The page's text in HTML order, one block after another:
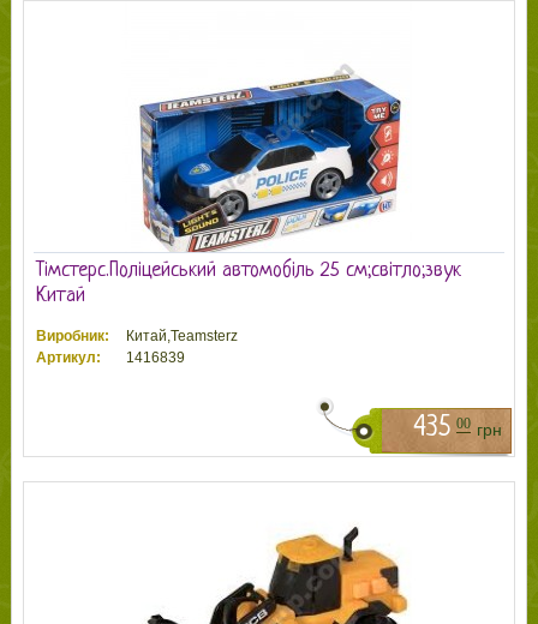
Тімстерс.Поліцейський автомобіль 25 см;світло;звук
Китай
Виробник:
Китай,Teamsterz
Артикул:
1416839
435 00 грн